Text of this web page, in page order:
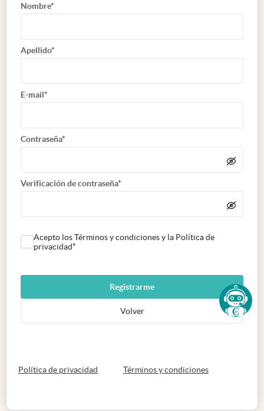
Nombre*
Apellido*
E-mail*
Contraseña*
Verificación de contraseña*
Acepto los Términos y condiciones y la Política de
privacidad*
Registrarme
Volver
Política de privacidad abre en nueva pestaña
Términos y condicionesabre en nueva